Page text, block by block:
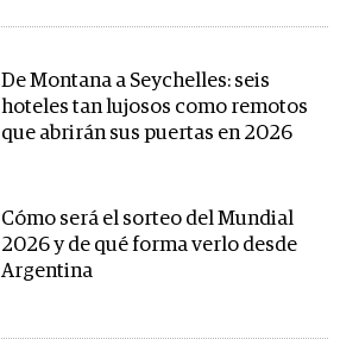
De Montana a Seychelles: seis
hoteles tan lujosos como remotos
que abrirán sus puertas en 2026
Cómo será el sorteo del Mundial
2026 y de qué forma verlo desde
Argentina